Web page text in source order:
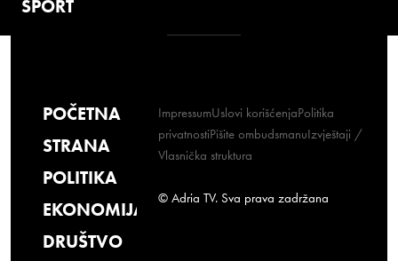
SPORT
POČETNA
STRANA
POLITIKA
EKONOMIJA
DRUŠTVO
ImpressumUslovi korišćenjaPolitika
privatnostiPišite ombudsmanuIzvještaji /
Vlasnička struktura
© Adria TV. Sva prava zadržana